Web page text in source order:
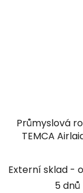
Průmyslová
TEMCA
Externí sklad -
5 dnů